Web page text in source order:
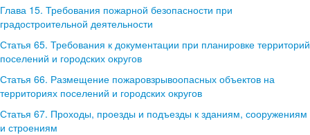
Глава 15. Требования пожарной безопасности при
градостроительной деятельности
Статья 65. Требования к документации при планировке территорий
поселений и городских округов
Статья 66. Размещение пожаровзрывоопасных объектов на
территориях поселений и городских округов
Статья 67. Проходы, проезды и подъезды к зданиям, сооружениям
и строениям